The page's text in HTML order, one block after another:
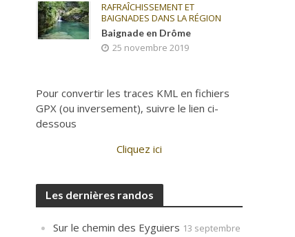
RAFRAÎCHISSEMENT ET
BAIGNADES DANS LA RÉGION
Baignade en Drôme
25 novembre 2019
Pour convertir les traces KML en fichiers
GPX (ou inversement), suivre le lien ci-
dessous
Cliquez ici
Les dernières randos
Sur le chemin des Eyguiers 13 septembre